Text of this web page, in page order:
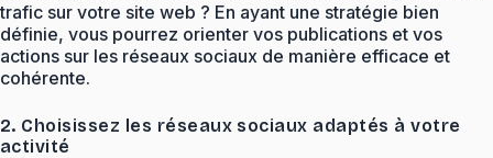
trafic sur votre site web ? En ayant une stratégie bien
définie, vous pourrez orienter vos publications et vos
actions sur les réseaux sociaux de manière efficace et
cohérente.
2. Choisissez les réseaux sociaux adaptés à votre
activité